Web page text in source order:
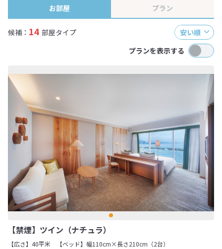
お部屋 プラン
候補： 14 部屋タイプ
安い順
プランを表示する
【禁煙】ツイン（ナチュラ）
【広さ】40平米
【ベッド】幅110cm×長さ210cm（2台）